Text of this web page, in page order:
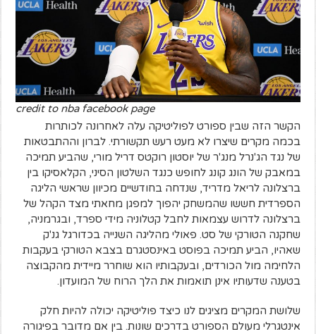
credit to nba facebook page
הקשר הזה שבין ספורט לפוליטיקה עלה לאחרונה לכותרות
בכמה מקרים שיצרו לא מעט רעש תקשורתי. לברון וההתבטאות
של נגד הג'נרל מנג'ר של יוסטון רוקטס דריל מורי, שהביע תמיכה
במאבק של הונג קונג לחופש כנגד השלטון הסיני, הקלאסיקו בין
ברצלונה לריאל מדריד, שנדחה בחודשיים מכיוון שראשי הליגה
הספרדית חששו שהמשחק יהפוך למפגן מחאתי מצד הקהל של
ברצלונה לדרוש עצמאות לחבל קטלוניה מידי ספרד, ובגרמניה,
שחקנה הטורקי של סט. פאולי מהליגה השנייה בכדורגל גנ'ק
שאהיו, הביע תמיכה בפוסט באינסטגרם בצבא הטורקי בעקבות
הלחימה מול הכורדים, ובעקבותיו הוא שוחרר מיידית מהקבוצה
בטענה שדעותיו אינן תואמות את הלך הרוח של המועדון.
שלושת המקרים מציגים לנו כיצד פוליטיקה יכולה להיות חלק
אינטגרלי מעולם הספורט בדרכים שונות. בין אם מדובר בפיגורה